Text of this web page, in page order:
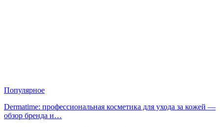
Популярное
Dermatime: профессиональная косметика для ухода за кожей —
обзор бренда и…